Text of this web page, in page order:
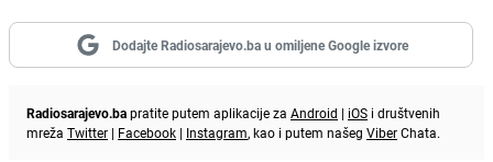
Dodajte Radiosarajevo.ba u omiljene Google izvore
Radiosarajevo.bapratite putem aplikacije za Android | iOS i društvenih
mreža Twitter | Facebook | Instagram, kao i putem našeg ViberChata.